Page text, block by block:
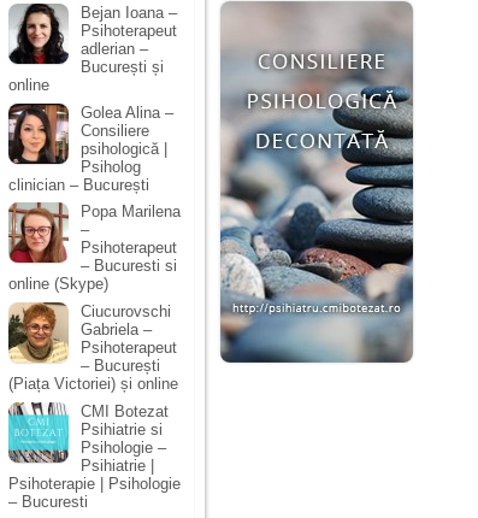
Bejan Ioana –
Psihoterapeut
adlerian –
București și
online
Golea Alina –
Consiliere
psihologică |
Psiholog
clinician – București
Popa Marilena
–
Psihoterapeut
– Bucuresti si
online (Skype)
Ciucurovschi
Gabriela –
Psihoterapeut
– București
(Piața Victoriei) și online
CMI Botezat
Psihiatrie si
Psihologie –
Psihiatrie |
Psihoterapie | Psihologie
– Bucuresti